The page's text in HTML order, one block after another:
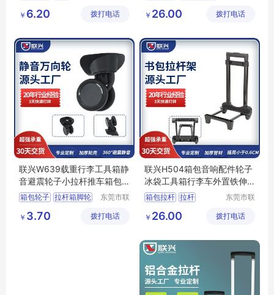
拉杆箱配件
件有限公
￥ 6.20 拨打电话
箱包配件拉杆
件有限公
￥ 26.00 拨打电话
联兴W639载重行李工具箱静
音避震轮子小拉杆推车箱包
万向弹簧脚轮
箱包轮子 拉杆箱脚轮
箱包配件
东莞市联
件有限公
￥ 3.70 拨打电话
联兴H504箱包音响配件轮子
冰袋工具箱行李车外置铁伸
缩推车拉杆架
箱包拉杆 拉杆
拉杆箱拉杆
东莞市联
件有限公
￥ 26.00 拨打电话